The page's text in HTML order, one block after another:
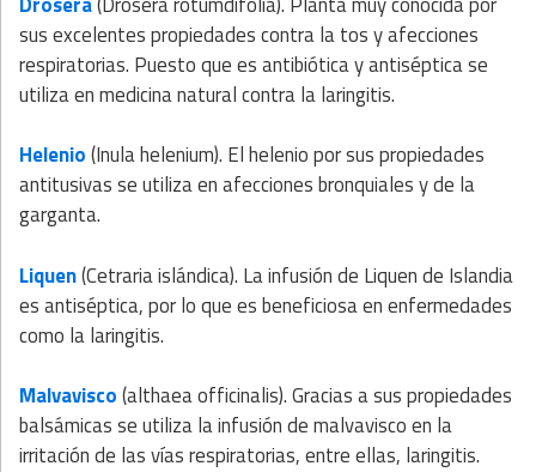
sus excelentes propiedades contra la tos y afecciones
respiratorias. Puesto que es antibiótica y antiséptica se
utiliza en medicina natural contra la laringitis.
Helenio(Inula helenium). El helenio por sus propiedades
antitusivas se utiliza en afecciones bronquiales y de la
garganta.
Liquen(Cetraria islándica). La infusión de Liquen de Islandia
es antiséptica, por lo que es beneficiosa en enfermedades
como la laringitis.
Malvavisco(althaea officinalis). Gracias a sus propiedades
balsámicas se utiliza la infusión de malvavisco en la
irritación de las vías respiratorias, entre ellas, laringitis.